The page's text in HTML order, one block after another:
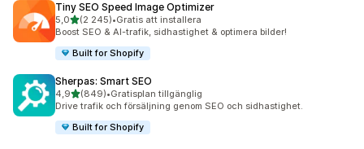
Tiny SEO Speed Image Optimizer
5,0av 5 stjärnor
(2 245)
2245 recensioner totalt
•Gratis att installera
Boost SEO & AI-trafik, sidhastighet & optimera bilder!
Built for Shopify
Sherpas: Smart SEO
4,9av 5 stjärnor
(849)
849 recensioner totalt
•Gratisplan tillgänglig
Drive trafik och försäljning genom SEO och sidhastighet.
Built for Shopify